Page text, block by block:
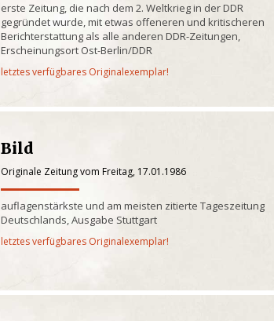
erste Zeitung, die nach dem 2. Weltkrieg in der DDR
gegründet wurde, mit etwas offeneren und kritischeren
Berichterstattung als alle anderen DDR-Zeitungen,
Erscheinungsort Ost-Berlin/DDR
letztes verfügbares Originalexemplar!
Bild
Originale Zeitung vom Freitag, 17.01.1986
auflagenstärkste und am meisten zitierte Tageszeitung
Deutschlands, Ausgabe Stuttgart
letztes verfügbares Originalexemplar!